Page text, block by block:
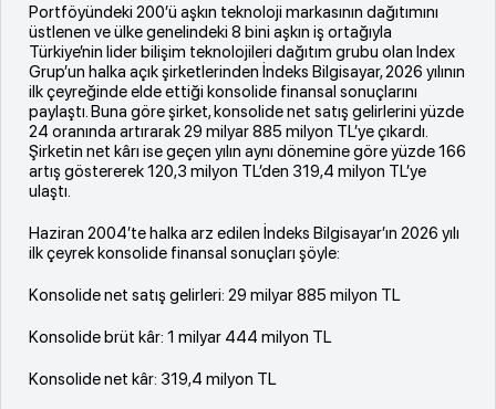
Portföyündeki 200’ü aşkın teknoloji markasının dağıtımını
üstlenen ve ülke genelindeki 8 bini aşkın iş ortağıyla
Türkiye’nin lider bilişim teknolojileri dağıtım grubu olan Index
Grup’un halka açık şirketlerinden İndeks Bilgisayar, 2026 yılının
ilk çeyreğinde elde ettiği konsolide finansal sonuçlarını
paylaştı. Buna göre şirket, konsolide net satış gelirlerini yüzde
24 oranında artırarak 29 milyar 885 milyon TL’ye çıkardı.
Şirketin net kârı ise geçen yılın aynı dönemine göre yüzde 166
artış göstererek 120,3 milyon TL’den 319,4 milyon TL’ye
ulaştı.
Haziran 2004’te halka arz edilen İndeks Bilgisayar’ın 2026 yılı
ilk çeyrek konsolide finansal sonuçları şöyle:
Konsolide net satış gelirleri: 29 milyar 885 milyon TL
Konsolide brüt kâr: 1 milyar 444 milyon TL
Konsolide net kâr: 319,4 milyon TL